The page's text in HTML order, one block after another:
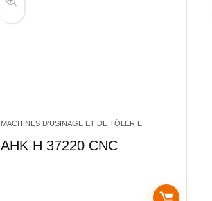
MACHINES D’USINAGE ET DE TÔLERIE
AHK H 37220 CNC